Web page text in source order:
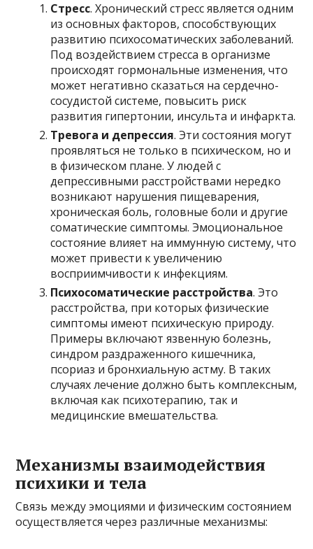
Стресс. Хронический стресс является одним
из основных факторов, способствующих
развитию психосоматических заболеваний.
Под воздействием стресса в организме
происходят гормональные изменения, что
может негативно сказаться на сердечно-
сосудистой системе, повысить риск
развития гипертонии, инсульта и инфаркта.
Тревога и депрессия. Эти состояния могут
проявляться не только в психическом, но и
в физическом плане. У людей с
депрессивными расстройствами нередко
возникают нарушения пищеварения,
хроническая боль, головные боли и другие
соматические симптомы. Эмоциональное
состояние влияет на иммунную систему, что
может привести к увеличению
восприимчивости к инфекциям.
Психосоматические расстройства. Это
расстройства, при которых физические
симптомы имеют психическую природу.
Примеры включают язвенную болезнь,
синдром раздраженного кишечника,
псориаз и бронхиальную астму. В таких
случаях лечение должно быть комплексным,
включая как психотерапию, так и
медицинские вмешательства.
Механизмы взаимодействия
психики и тела
Связь между эмоциями и физическим состоянием
осуществляется через различные механизмы: